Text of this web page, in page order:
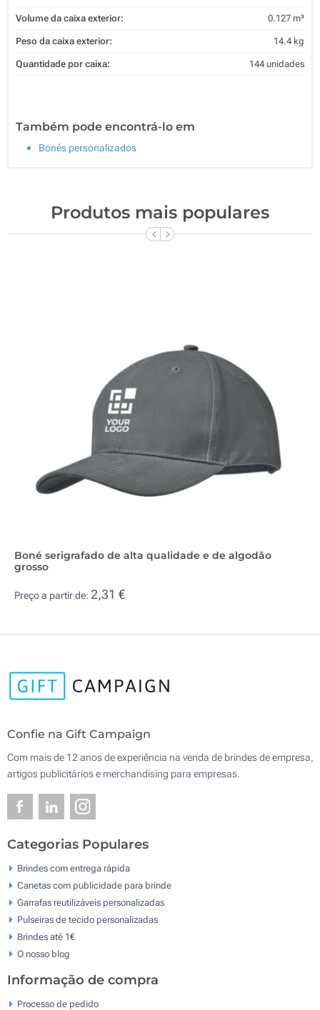
Volume da caixa exterior: 0.127 m³
Peso da caixa exterior: 14.4 kg
Quantidade por caixa: 144 unidades
Também pode encontrá-lo em
Bonés personalizados
Produtos mais populares
Boné serigrafado de alta qualidade e de algodão
grosso
Preço a partir de: 2,31 €
Confie na Gift Campaign
Com mais de 12 anos de experiência na venda de brindes de empresa,
artigos publicitários e merchandising para empresas.
Categorias Populares
Brindes com entrega rápida
Canetas com publicidade para brinde
Garrafas reutilizáveis personalizadas
Pulseiras de tecido personalizadas
Brindes até 1€
O nosso blog
Informação de compra
Processo de pedido